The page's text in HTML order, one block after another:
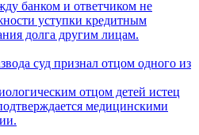
банком и ответчиком не
уступки кредитным
долга другим лицам.
суд признал отцом одного из
отцом детей истец
медицинскими